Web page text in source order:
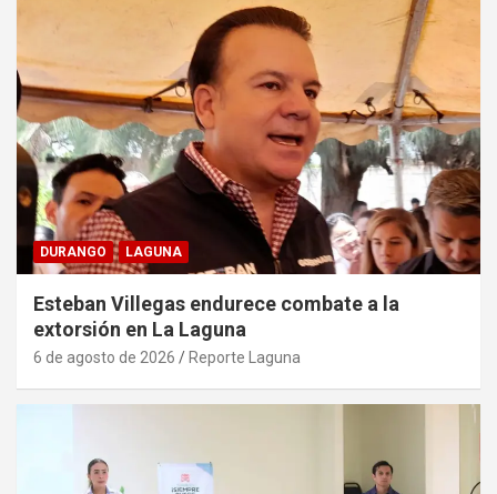
DURANGO LAGUNA
Esteban Villegas endurece combate a la
extorsión en La Laguna
6 de agosto de 2026 Reporte Laguna